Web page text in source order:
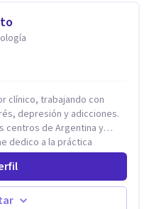
clínico, trabajando con
centros de Argentina y
dedico a la práctica
conductuales basadas en
resultados. Los
en brindar
que permitan